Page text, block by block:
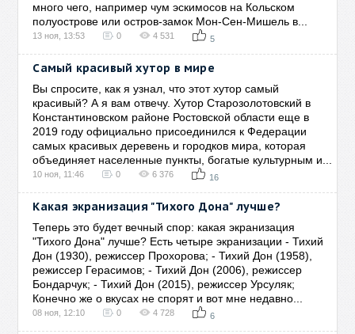
много чего, например чум эскимосов на Кольском
полуострове или остров-замок Мон-Сен-Мишель в...
13 ноя, 13:53 0 4 531 5
Самый красивый хутор в мире
Вы спросите, как я узнал, что этот хутор самый
красивый? А я вам отвечу. Хутор Старозолотовский в
Константиновском районе Ростовской области еще в
2019 году официально присоединился к Федерации
самых красивых деревень и городков мира, которая
объединяет населенные пункты, богатые культурным и...
10 ноя, 11:46 0 6 376 16
Какая экранизация "Тихого Дона" лучше?
Теперь это будет вечный спор: какая экранизация
"Тихого Дона" лучше? Есть четыре экранизации - Тихий
Дон (1930), режиссер Прохорова; - Тихий Дон (1958),
режиссер Герасимов; - Тихий Дон (2006), режиссер
Бондарчук; - Тихий Дон (2015), режиссер Урсуляк;
Конечно же о вкусах не спорят и вот мне недавно...
08 ноя, 12:10 0 4 728 6